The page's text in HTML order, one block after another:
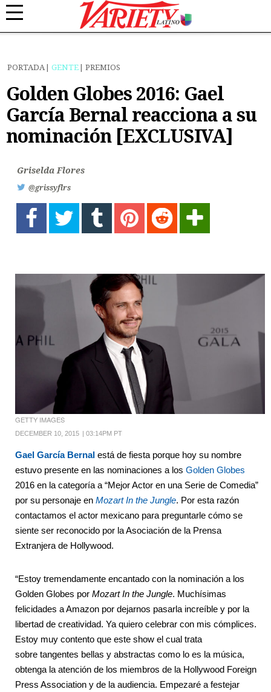
PORTADA GENTE PREMIOS
Golden Globes 2016: Gael
García Bernal reacciona a su
nominación [EXCLUSIVA]
Griselda Flores
@grissyflrs
GETTY IMAGES
DECEMBER 10, 2015 03:14PM PT
Gael García Bernal está de fiesta porque hoy su nombre
estuvo presente en las nominaciones a los Golden Globes
2016 en la categoría a “Mejor Actor en una Serie de Comedia”
por su personaje en Mozart In the Jungle. Por esta razón
contactamos el actor mexicano para preguntarle cómo se
siente ser reconocido por la Asociación de la Prensa
Extranjera de Hollywood.
“Estoy tremendamente encantado con la nominación a los
Golden Globes por Mozart In the Jungle. Muchísimas
felicidades a Amazon por dejarnos pasarla increíble y por la
libertad de creatividad. Ya quiero celebrar con mis cómplices.
Estoy muy contento que este show el cual trata
sobre tangentes bellas y abstractas como lo es la música,
obtenga la atención de los miembros de la Hollywood Foreign
Press Association y de la audiencia. Empezaré a festejar